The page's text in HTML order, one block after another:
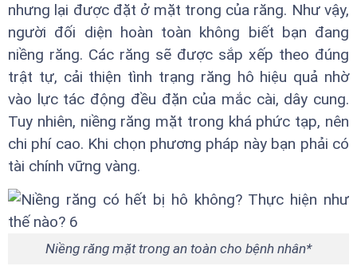
nhưng lại được đặt ở mặt trong của răng. Như vậy,
người đối diện hoàn toàn không biết bạn đang
niềng răng. Các răng sẽ được sắp xếp theo đúng
trật tự, cải thiện tình trạng răng hô hiệu quả nhờ
vào lực tác động đều đặn của mắc cài, dây cung.
Tuy nhiên, niềng răng mặt trong khá phức tạp, nên
chi phí cao. Khi chọn phương pháp này bạn phải có
tài chính vững vàng.
Niềng răng mặt trong an toàn cho bệnh nhân*